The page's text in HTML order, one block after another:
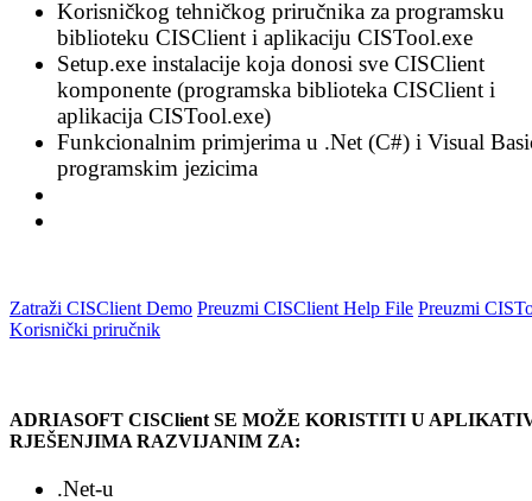
Korisničkog tehničkog priručnika za programsku
biblioteku CISClient i aplikaciju CISTool.exe
Setup.exe instalacije koja donosi sve CISClient
komponente (programska biblioteka CISClient i
aplikacija CISTool.exe)
Funkcionalnim primjerima u .Net (C#) i Visual
programskim jezicima
Zatraži CISClient Demo Preuzmi CISClient Help File Preuzmi
Korisnički priručnik
ADRIASOFT CISClient SE MOŽE KORISTITI U
RJEŠENJIMA RAZVIJANIM ZA:
.Net-u